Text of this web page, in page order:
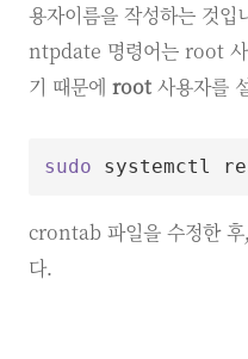
용자이름을 작성하는 것입
ntpdate 명령어는 root 사
기 때문에 root 사용자를
sudo
crontab 파일을 수정한
다.